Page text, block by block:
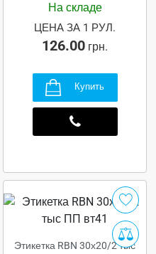
На складе
126.00 грн.
ЦЕНА ЗА 1 РУЛ.
Купить
Этикетка RBN 30х20/2 тыс